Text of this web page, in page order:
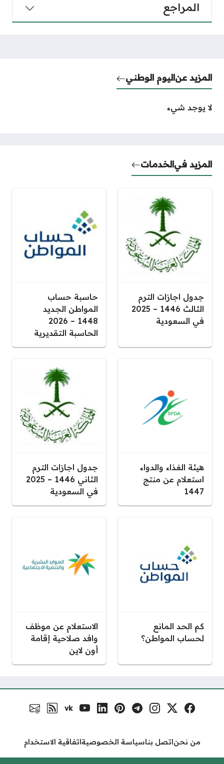
المراجع
المزيد عناليوم الوطني
لا يوجد شيء
المزيد فيالخدمات
جدول اجازات الترم
الثالث 1446 – 2025
في السعودية
حاسبة حساب
المواطن الجديد
1448 – 2026
الحاسبة التقديرية
هيئة الغذاء والدواء
استعلام عن منتج
1447
جدول اجازات الترم
الثاني 1446 – 2025
في السعودية
كم الحد المانع
لحساب المواطن؟
الاستعلام عن موظف
وافد صلاحية إقامة
أون لاين
مواقع التواصل فيسبوكمنصة إكس
إنستغرامتلغرامبنترستلينكد إنيوتيوب
vk
VK.com
رابط RSS البريد
من نحن اتصل بناسياسة الخصوصية اتفاقية الاستخدام